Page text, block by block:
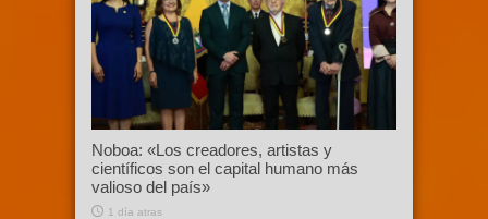
Noboa: «Los creadores, artistas y
científicos son el capital humano más
valioso del país»
1 día atras